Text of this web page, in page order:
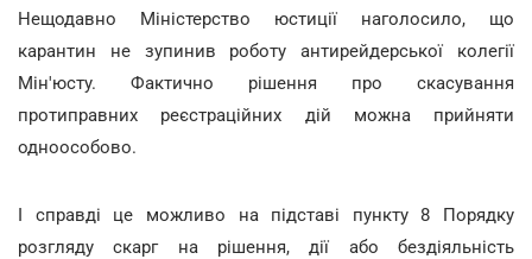
Нещодавно Міністерство юстиції наголосило, що
карантин не зупинив роботу антирейдерської колегії
Мін'юсту. Фактично рішення про скасування
протиправних реєстраційних дій можна прийняти
одноособово.
І справді це можливо на підставі пункту 8 Порядку
розгляду скарг на рішення, дії або бездіяльність